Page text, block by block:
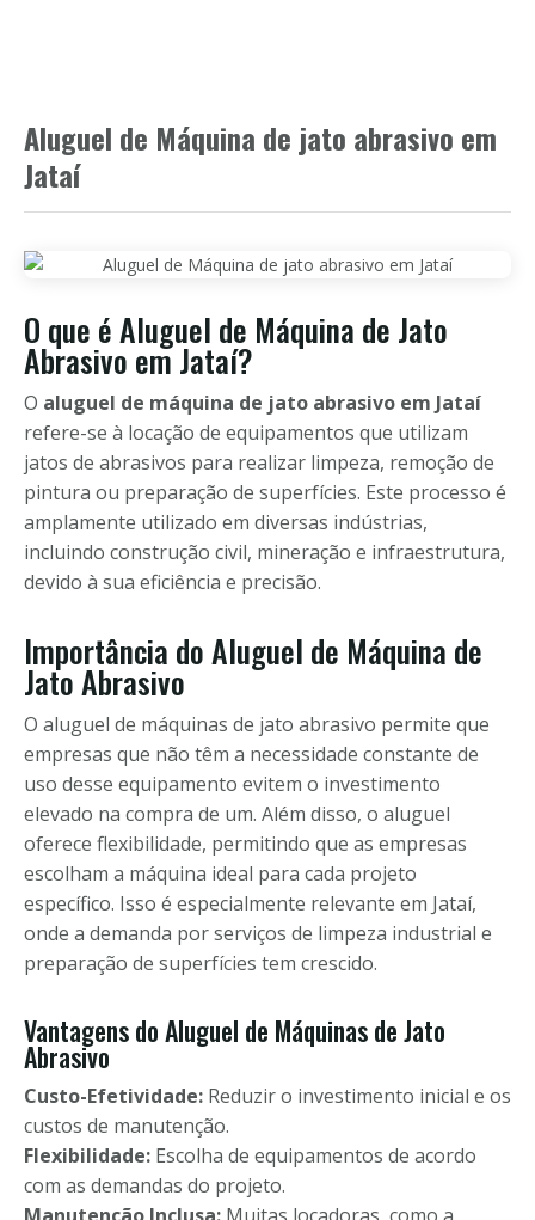
Aluguel de Máquina de jato abrasivo em
Jataí
O que é Aluguel de Máquina de Jato
Abrasivo em Jataí?
O aluguel de máquina de jato abrasivo em Jataí
refere-se à locação de equipamentos que utilizam
jatos de abrasivos para realizar limpeza, remoção de
pintura ou preparação de superfícies. Este processo é
amplamente utilizado em diversas indústrias,
incluindo construção civil, mineração e infraestrutura,
devido à sua eficiência e precisão.
Importância do Aluguel de Máquina de
Jato Abrasivo
O aluguel de máquinas de jato abrasivo permite que
empresas que não têm a necessidade constante de
uso desse equipamento evitem o investimento
elevado na compra de um. Além disso, o aluguel
oferece flexibilidade, permitindo que as empresas
escolham a máquina ideal para cada projeto
específico. Isso é especialmente relevante em Jataí,
onde a demanda por serviços de limpeza industrial e
preparação de superfícies tem crescido.
Vantagens do Aluguel de Máquinas de Jato
Abrasivo
Custo-Efetividade: Reduzir o investimento inicial e os
custos de manutenção.
Flexibilidade: Escolha de equipamentos de acordo
com as demandas do projeto.